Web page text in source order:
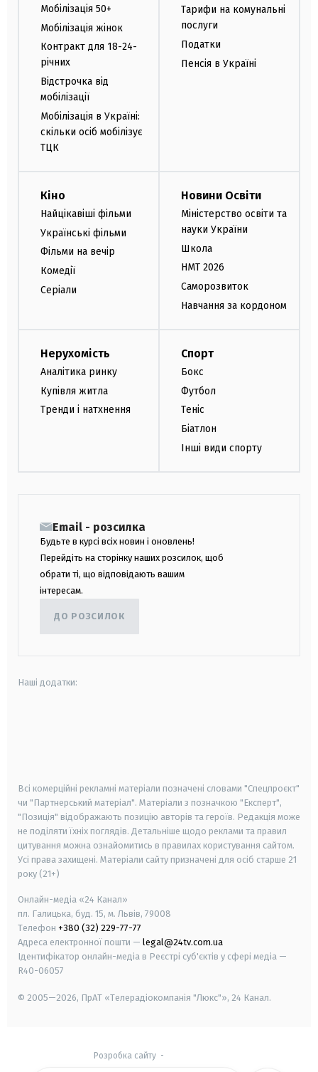
Мобілізація 50+
Мобілізація жінок
Контракт для 18-24-
річних
Відстрочка від
мобілізації
Мобілізація в Україні:
скільки осіб мобілізує
ТЦК
Тарифи на комунальні
послуги
Податки
Пенсія в Україні
Кіно
Найцікавіші фільми
Українські фільми
Фільми на вечір
Комедії
Серіали
Новини Освіти
Міністерство освіти та
науки України
Школа
НМТ 2026
Саморозвиток
Навчання за кордоном
Нерухомість
Аналітика ринку
Купівля житла
Тренди і натхнення
Спорт
Бокс
Футбол
Теніс
Біатлон
Інші види спорту
Email - розсилка
Будьте в курсі всіх новин і оновлень!
Перейдіть на сторінку наших розсилок, щоб
обрати ті, що відповідають вашим
інтересам.
ДО РОЗСИЛОК
Наші додатки:
Всі комерційні рекламні матеріали позначені словами "Спецпроєкт"
чи "Партнерський матеріал". Матеріали з позначкою "Експерт",
"Позиція" відображають позицію авторів та героїв. Редакція може
не поділяти їхніх поглядів. Детальніше щодо реклами та правил
цитування можна ознайомитись в правилах користування сайтом.
Усі права захищені. Матеріали сайту призначені для осіб старше 21
року (21+)
Онлайн-медіа «24 Канал»
пл. Галицька, буд. 15, м. Львів, 79008
Телефон +380 (32) 229-77-77
Адреса електронної пошти — legal@24tv.com.ua
Ідентифікатор онлайн-медіа в Реєстрі суб'єктів у сфері медіа —
R40-06057
© 2005—2026, ПрАТ «Телерадіокомпанія "Люкс"», 24 Канал.
Розробка сайту-